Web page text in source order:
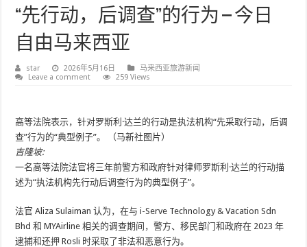
“先行动，后调查”的行为 – 今日
自由马来西亚
star 2026年5月16日
马来西亚旅游新闻
Leave a comment
259 Views
高等法院表示，针对罗斯利·达兰的行动是执法机构“先采取行动，后调
查”行为的“典型例子”。 （马新社图片）
吉隆坡:
一名高等法院法官将三年前警方和政府针对律师罗斯利·达兰的行动描
述为“执法机构先行动后调查行为的典型例子”。
法官 Aliza Sulaiman 认为，在与 i-Serve Technology & Vacation Sdn
Bhd 和 MYAirline 相关的调查期间，警方、移民部门和政府在 2023 年
逮捕和还押 Rosli 时采取了非法和恶意行为。